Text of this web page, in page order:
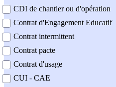
CDI de chantier ou d'opération
Contrat d'Engagement Educatif
Contrat intermittent
Contrat pacte
Contrat d'usage
CUI - CAE